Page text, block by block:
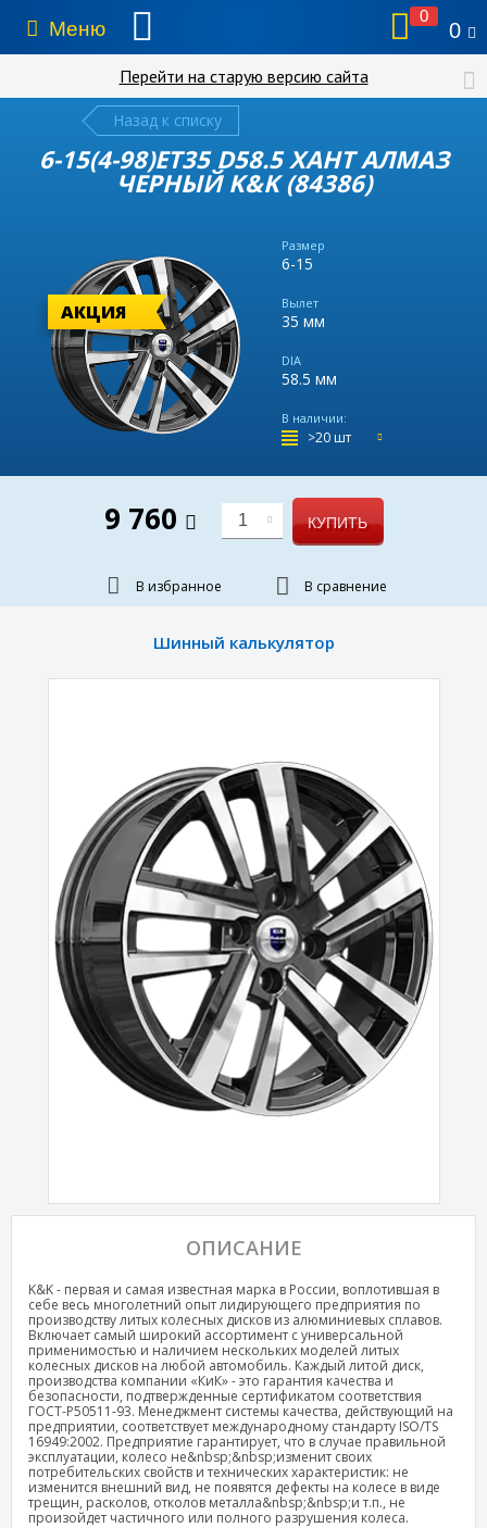
Меню
0
0
Перейти на старую версию сайта
Назад к списку
6-15(4-98)ET35 D58.5 ХАНТ АЛМАЗ
ЧЕРНЫЙ K&K (84386)
Размер
6-15
Вылет
35 мм
DIA
58.5 мм
В наличии:
>20 шт
АКЦИЯ
9 760 1 КУПИТЬ
В избранное В сравнение
Шинный калькулятор
ОПИСАНИЕ
K&K - первая и самая известная марка в России, воплотившая в
себе весь многолетний опыт лидирующего предприятия по
производству литых колесных дисков из алюминиевых сплавов.
Включает самый широкий ассортимент с универсальной
применимостью и наличием нескольких моделей литых
колесных дисков на любой автомобиль. Каждый литой диск,
производства компании «КиК» - это гарантия качества и
безопасности, подтвержденные сертификатом соответствия
ГОСТ-Р50511-93. Менеджмент системы качества, действующий на
предприятии, соответствует международному стандарту ISO/TS
16949:2002. Предприятие гарантирует, что в случае правильной
эксплуатации, колесо не&nbsp;&nbsp;изменит своих
потребительских свойств и технических характеристик: не
изменится внешний вид, не появятся дефекты на колесе в виде
трещин, расколов, отколов металла&nbsp;&nbsp;и т.п., не
произойдет частичного или полного разрушения колеса.